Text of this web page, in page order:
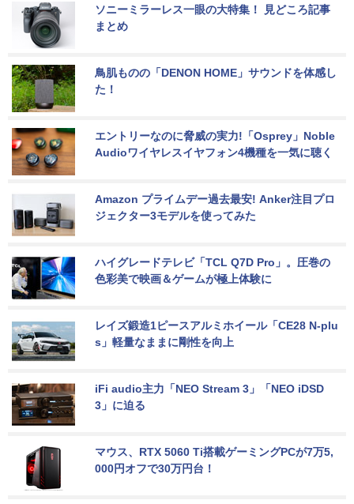
ソニーミラーレス一眼の大特集！ 見どころ記事
まとめ
鳥肌ものの「DENON HOME」サウンドを体感し
た！
エントリーなのに脅威の実力!「Osprey」Noble
Audioワイヤレスイヤフォン4機種を一気に聴く
Amazon プライムデー過去最安! Anker注目プロ
ジェクター3モデルを使ってみた
ハイグレードテレビ「TCL Q7D Pro」。圧巻の
色彩美で映画＆ゲームが極上体験に
レイズ鍛造1ピースアルミホイール「CE28 N-plu
s」軽量なままに剛性を向上
iFi audio主力「NEO Stream 3」「NEO iDSD
3」に迫る
マウス、RTX 5060 Ti搭載ゲーミングPCが7万5,
000円オフで30万円台！